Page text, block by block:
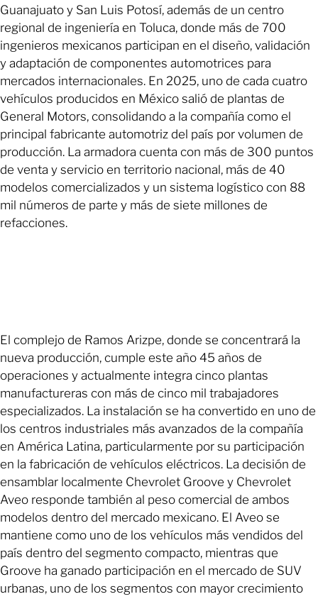
Guanajuato y San Luis Potosí, además de un centro
regional de ingeniería en Toluca, donde más de 700
ingenieros mexicanos participan en el diseño, validación
y adaptación de componentes automotrices para
mercados internacionales. En 2025, uno de cada cuatro
vehículos producidos en México salió de plantas de
General Motors, consolidando a la compañía como el
principal fabricante automotriz del país por volumen de
producción. La armadora cuenta con más de 300 puntos
de venta y servicio en territorio nacional, más de 40
modelos comercializados y un sistema logístico con 88
mil números de parte y más de siete millones de
refacciones.
El complejo de Ramos Arizpe, donde se concentrará la
nueva producción, cumple este año 45 años de
operaciones y actualmente integra cinco plantas
manufactureras con más de cinco mil trabajadores
especializados. La instalación se ha convertido en uno de
los centros industriales más avanzados de la compañía
en América Latina, particularmente por su participación
en la fabricación de vehículos eléctricos. La decisión de
ensamblar localmente Chevrolet Groove y Chevrolet
Aveo responde también al peso comercial de ambos
modelos dentro del mercado mexicano. El Aveo se
mantiene como uno de los vehículos más vendidos del
país dentro del segmento compacto, mientras que
Groove ha ganado participación en el mercado de SUV
urbanas, uno de los segmentos con mayor crecimiento